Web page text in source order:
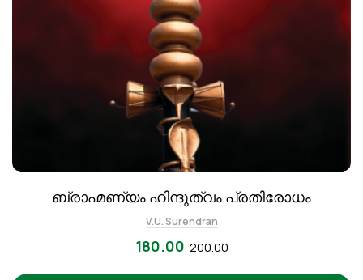
ബ്രാഹ്മണ്യം ഹിന്ദുത്വം പ്രതിരോധം
V.U. Surendran
200.00
180.00